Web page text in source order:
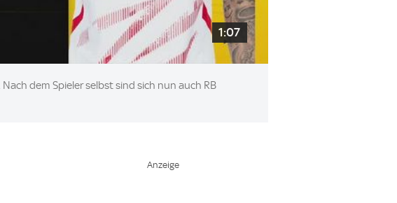
1:07
dem Spieler selbst sind sich nun auch RB